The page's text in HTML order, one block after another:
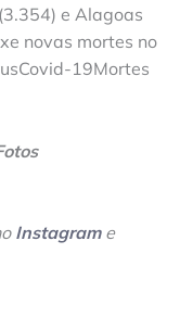
e Alagoas
novas mortes no
19Mortes
Instagrame